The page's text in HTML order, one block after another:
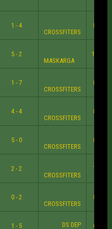
1 - 4
CROSSFITERS
8:30
5 - 2
MASKARGA
10:30
1 - 7
CROSSFITERS
8:30
4 - 4
CROSSFITERS
8:30
5 - 0
CROSSFITERS
8:30
2 - 2
CROSSFITERS
7:30
0 - 2
CROSSFITERS
8:30
1 - 5
DS DEP 6:30